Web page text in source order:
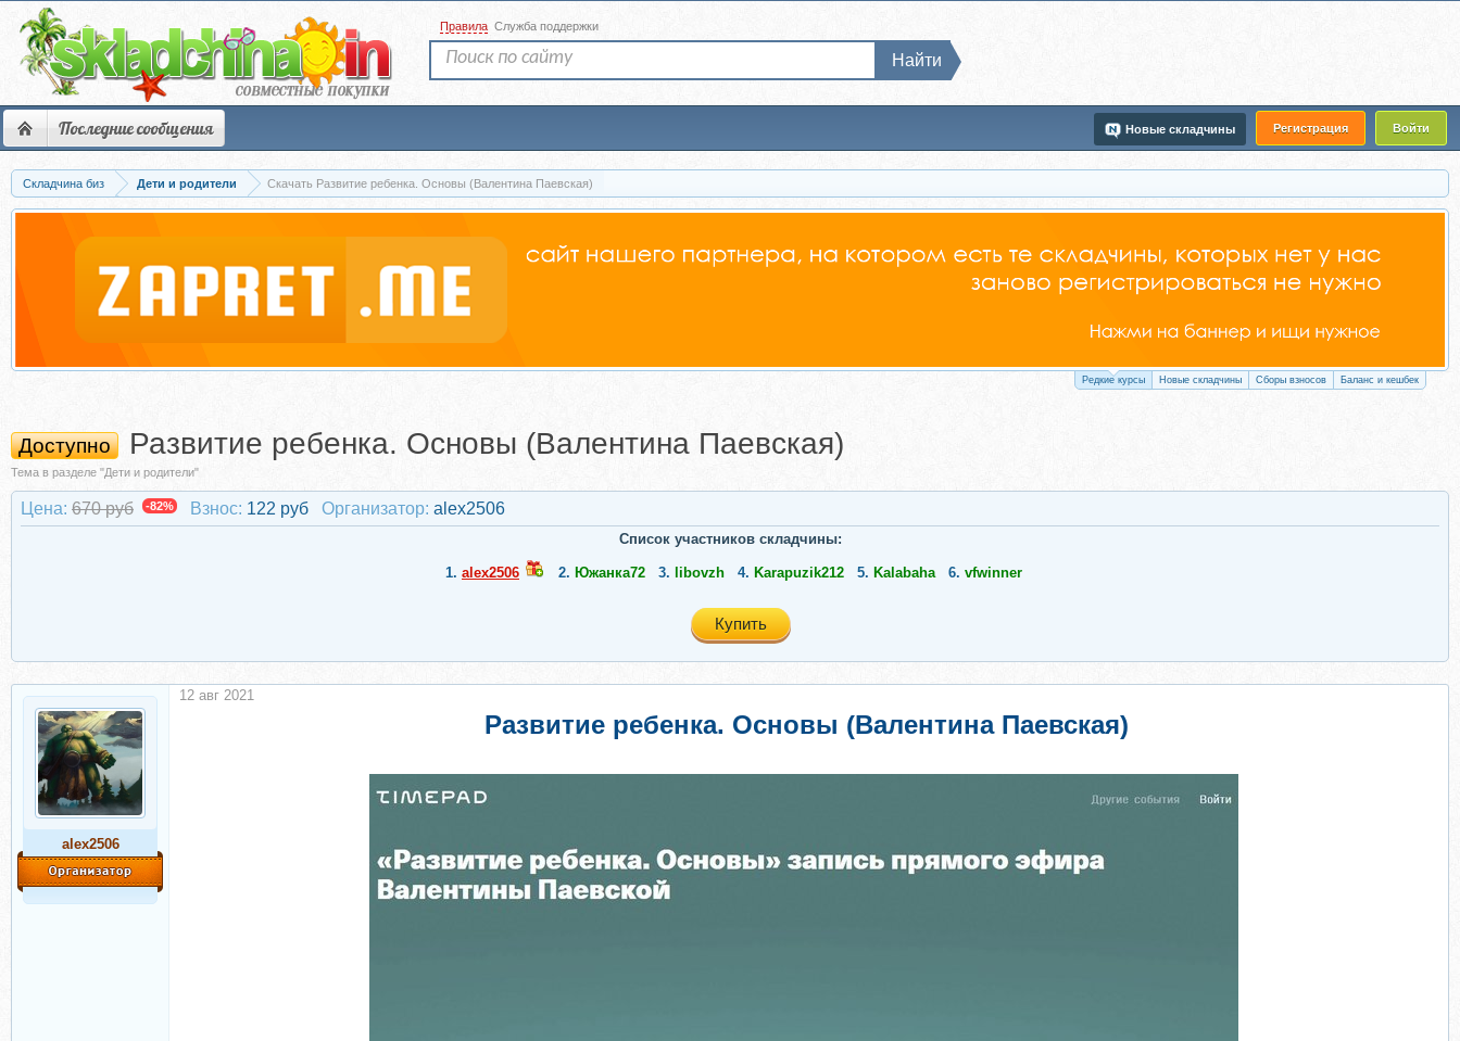
Последние сообщения Регистрация Войти
Новые складчины
Правила Служба поддержки
Найти
Складчина биз Дети и родители Скачать Развитие ребенка. Основы (Валентина Паевская)
Редкие курсы Новые складчины Сборы взносов Баланс и кешбек
Доступно Развитие ребенка. Основы (Валентина Паевская)
Тема в разделе "Дети и родители"
Цена: 670 руб -82% Взнос: 122 руб Организатор: alex2506
Список участников складчины:
1. alex2506 2. Южанка72 3. libovzh 4. Karapuzik212 5. Kalabaha 6. vfwinner
Купить
alex2506
Развитие ребенка. Основы (Валентина Паевская)
12 авг 2021